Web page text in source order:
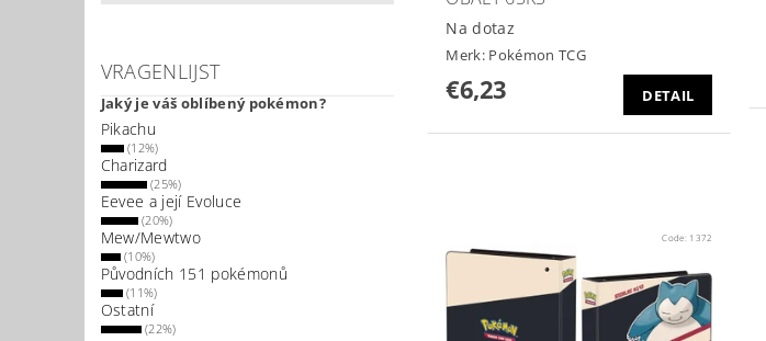
VRAGENLIJST
Jaký je váš oblíbený pokémon?
Pikachu
(12%)
Charizard
(25%)
Eevee a její Evoluce
(20%)
Mew/Mewtwo
(10%)
Původních 151 pokémonů
(11%)
Ostatní
(22%)
Na dotaz
Merk: Pokémon TCG
€6,23 DETAIL
Code: 1372